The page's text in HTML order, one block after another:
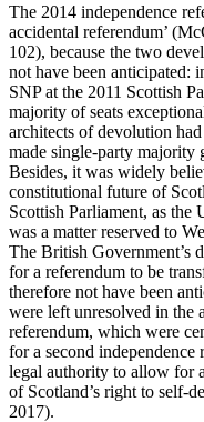
The 2014 independence
accidental referendum’
102), because the two
not have been anticipated:
SNP at the 2011 Scottish
majority of seats
architects of devolution
made single-party majority
Besides, it was widely
constitutional future of
Scottish Parliament, as the
was a matter reserved to
The British Government’s
for a referendum to be
therefore not have been
were left unresolved in the
referendum, which were
for a second
legal authority to allow for
of Scotland’s right to self-
2017).